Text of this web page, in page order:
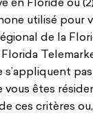
en Floride ou
utilisé pour
de la
pas
vous êtes
ces critères ou,